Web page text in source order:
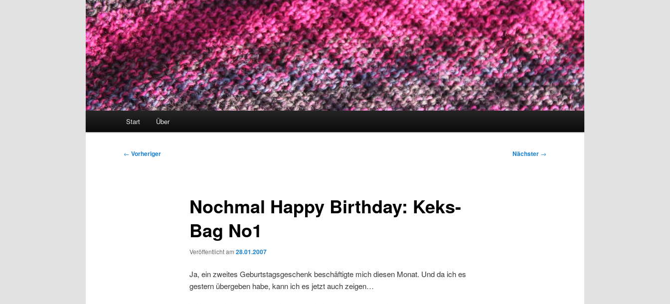
Start Über
Beitragsnavigation
← Vorheriger Nächster →
Nochmal Happy Birthday: Keks-
Bag No1
Veröffentlicht am 28.01.2007
Ja, ein zweites Geburtstagsgeschenk beschäftigte mich diesen Monat. Und da ich es
gestern übergeben habe, kann ich es jetzt auch zeigen…